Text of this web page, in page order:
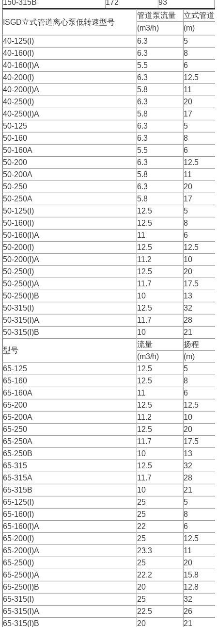
150-315B
172 93
ISGD立式管道离心泵低转速型号
管道泵流量
立式管道
(m3/h)
(m)
40-125(I)
6.3
5
40-160(I)
6.3
8
40-160(I)A
5.5
6
40-200(I)
6.3
12.5
40-200(I)A
5.8
11
40-250(I)
6.3
20
40-250(I)A
5.8
17
50-125
6.3
5
50-160
6.3
8
50-160A
5.5
6
50-200
6.3
12.5
50-200A
5.8
11
50-250
6.3
20
50-250A
5.8
17
50-125(I)
12.5
5
50-160(I)
12.5
8
50-160(I)A
11
6
50-200(I)
12.5
12.5
50-200(I)A
11.2
10
50-250(I)
12.5
20
50-250(I)A
11.7
17.5
50-250(I)B
10
13
50-315(I)
12.5
32
50-315(I)A
11.7
28
50-315(I)B
10 21
型号
流量
扬程
(m3/h)
(m)
65-125
12.5
5
65-160
12.5
8
65-160A
11
6
65-200
12.5
12.5
65-200A
11.2
10
65-250
12.5
20
65-250A
11.7
17.5
65-250B
10
13
65-315
12.5
32
65-315A
11.7
28
65-315B
10
21
65-125(I)
25
5
65-160(I)
25
8
65-160(I)A
22
6
65-200(I)
25
12.5
65-200(I)A
23.3
11
65-250(I)
25
20
65-250(I)A
22.2
15.8
65-250(I)B
20
12.8
65-315(I)
25
32
65-315(I)A
22.5
26
65-315(I)B
20 21